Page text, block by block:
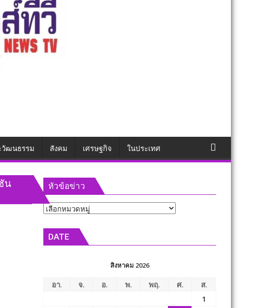
วัฒนธรรม สังคม เศรษฐกิจ ในประเทศ
น
หัวข้อข่าว
หัวข้อ
DATE
สิงหาคม 2026
อา. จ. อ. พ. พฤ. ศ.
ส.
1